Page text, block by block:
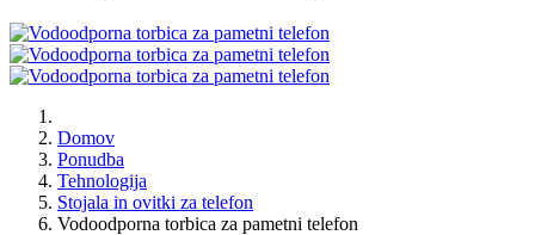
Domov
Ponudba
Tehnologija
Stojala in ovitki za telefon
Vodoodporna torbica za pametni telefon